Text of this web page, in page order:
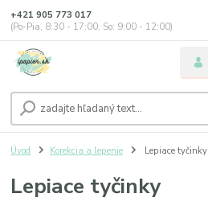
+421 905 773 017
(Po-Pia, 8:30 - 17:00, So: 9:00 - 12:00)
Úvod Korekcia a lepenie Lepiace tyčinky
Lepiace tyčinky